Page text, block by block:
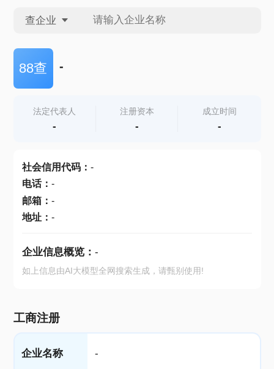
查企业
查企业
查产地
88查 -
法定代表人
-
注册资本
-
成立时间
-
社会信用代码： -
电话： -
邮箱： -
地址： -
企业信息概览： -
如上信息由AI大模型全网搜索生成，请甄别使用!
工商注册
企业名称 -